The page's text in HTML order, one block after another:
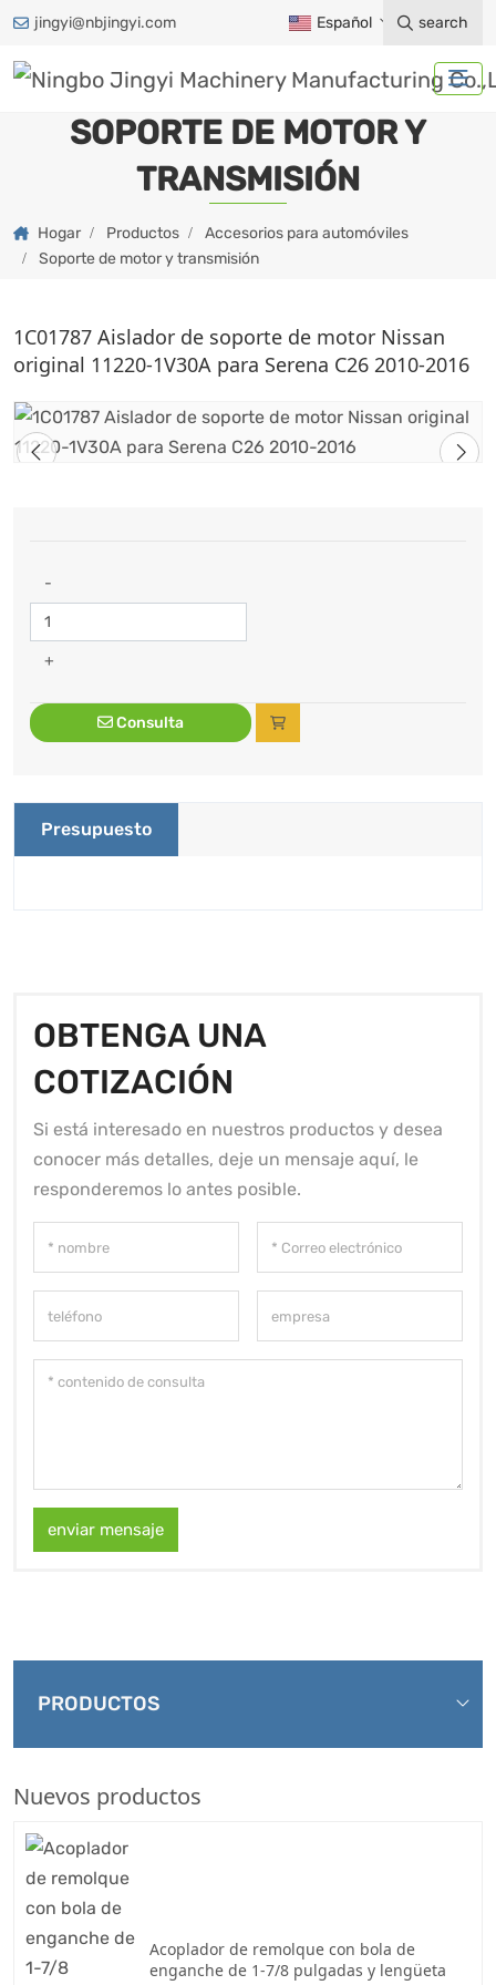
jingyi@nbjingyi.com Español search
SOPORTE DE MOTOR Y
TRANSMISIÓN
Hogar Productos
Accesorios para automóviles
Soporte de motor y transmisión
1C01787 Aislador de soporte de motor Nissan
original 11220-1V30A para Serena C26 2010-2016
-
+
Consulta
Presupuesto
OBTENGA UNA
COTIZACIÓN
Si está interesado en nuestros productos y desea
conocer más detalles, deje un mensaje aquí, le
responderemos lo antes posible.
enviar mensaje
PRODUCTOS
Nuevos productos
Acoplador de remolque con bola de
enganche de 1-7/8 pulgadas y lengüeta